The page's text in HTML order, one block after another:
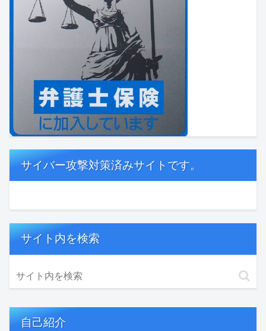
サイバー攻撃対策済みサイトです。
サイト内を検索
自己紹介